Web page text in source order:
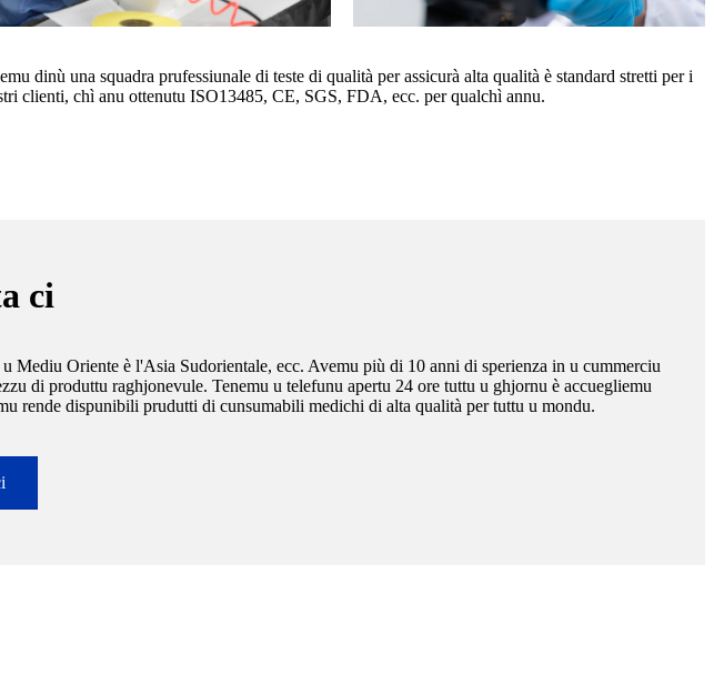
dinù una squadra prufessiunale di teste di qualità per assicurà alta qualità è standard stretti per i
clienti, chì anu ottenutu ISO13485, CE, SGS, FDA, ecc. per qualchì annu.
ci
Oriente è l'Asia Sudorientale, ecc. Avemu più di 10 anni di sperienza in u cummerciu
di produttu raghjonevule. Tenemu u telefunu apertu 24 ore tuttu u ghjornu è accuegliemu
rende dispunibili prudutti di cunsumabili medichi di alta qualità per tuttu u mondu.